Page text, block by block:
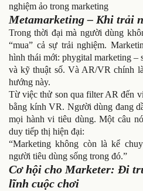
nghiệm ảo trong marketing
Metamarketing – Khi trải
Trong thời đại mà người dùng
“mua” cả sự trải nghiệm.
hình thái mới: phygital marketing –
và kỹ thuật số. Và AR/VR chính
hướng này.
Từ việc thử son qua filter AR đến
bằng kính VR. Người dùng đang
mọi hành vi tiêu dùng. Một câu
duy tiếp thị hiện đại:
“Marketing không còn là kể
người tiêu dùng sống trong đó.”
Cơ hội cho Marketer: Đi
lĩnh cuộc chơi